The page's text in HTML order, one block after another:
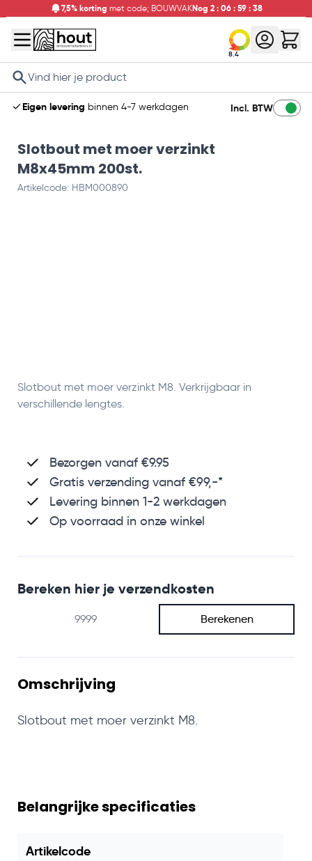
7,5% korting met code; BOUWVAKNog 2 : 06 : 59 : 37
8.4
Search
Eigen levering binnen 4-7 werkdagen Incl. BTW
Slotbout met moer verzinkt
M8x45mm 200st.
Artikelcode: HBM000890
Slotbout met moer verzinkt M8. Verkrijgbaar in
verschillende lengtes.
Bezorgen vanaf €9.95
Gratis verzending vanaf €99,-*
Levering binnen 1-2 werkdagen
Op voorraad in onze winkel
Bereken hier je verzendkosten
Berekenen
Omschrijving
Slotbout met moer verzinkt M8.
Belangrijke specificaties
Artikelcode